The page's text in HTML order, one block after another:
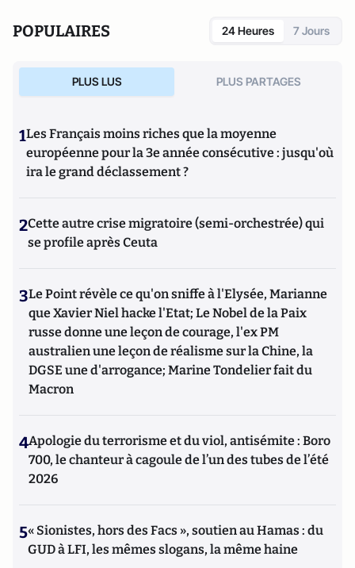
POPULAIRES 24 Heures 7 Jours
PLUS LUS PLUS PARTAGES
1Les Français moins riches que la moyenne
européenne pour la 3e année consécutive : jusqu'où
ira le grand déclassement ?
2Cette autre crise migratoire (semi-orchestrée) qui
se profile après Ceuta
3Le Point révèle ce qu'on sniffe à l'Elysée, Marianne
que Xavier Niel hacke l'Etat; Le Nobel de la Paix
russe donne une leçon de courage, l'ex PM
australien une leçon de réalisme sur la Chine, la
DGSE une d'arrogance; Marine Tondelier fait du
Macron
4Apologie du terrorisme et du viol, antisémite : Boro
700, le chanteur à cagoule de l’un des tubes de l’été
2026
5« Sionistes, hors des Facs », soutien au Hamas : du
GUD à LFI, les mêmes slogans, la même haine